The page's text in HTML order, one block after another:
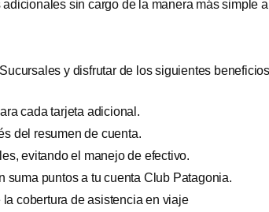
sin cargo de la manera más simple
y disfrutar de los siguientes
cada tarjeta adicional.
del resumen de cuenta.
evitando el manejo de efectivo.
suma puntos a tu cuenta Club Patagonia.
cobertura de asistencia en viaje